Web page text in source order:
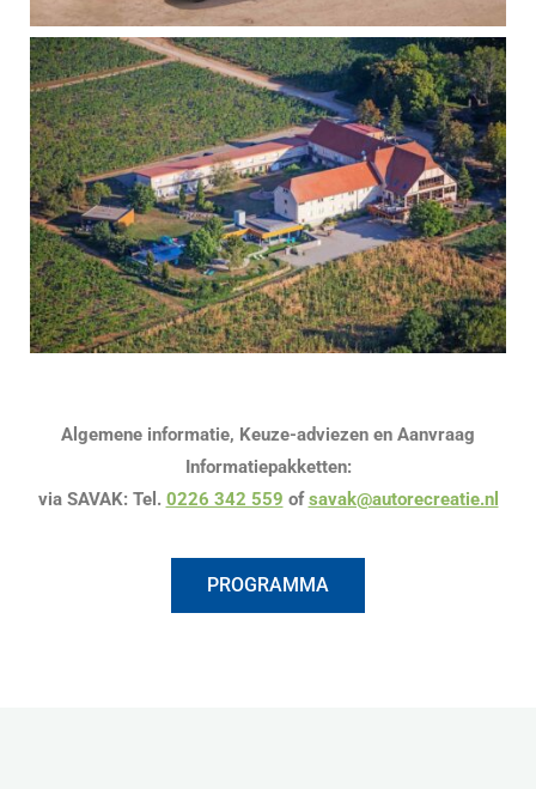
Algemene informatie, Keuze-adviezen en Aanvraag
Informatiepakketten:
via SAVAK: Tel. 0226 342 559 ofsavak@autorecreatie.nl
PROGRAMMA